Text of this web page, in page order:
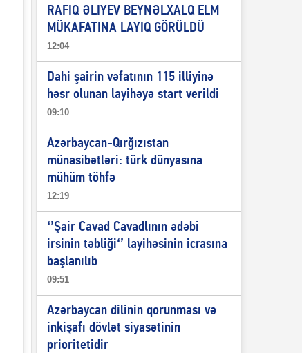
RAFIQ ƏLIYEV BEYNƏLXALQ ELM
MÜKAFATINA LAYIQ GÖRÜLDÜ
12:04
Dahi şairin vəfatının 115 illiyinə
həsr olunan layihəyə start verildi
09:10
Azərbaycan-Qırğızıstan
münasibətləri: türk dünyasına
mühüm töhfə
12:19
‘’Şair Cavad Cavadlının ədəbi
irsinin təbliği‘’ layihəsinin icrasına
başlanılıb
09:51
Azərbaycan dilinin qorunması və
inkişafı dövlət siyasətinin
prioritetidir